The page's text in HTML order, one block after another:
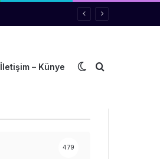
İletişim – Künye Dış görünümü
Arama yap
479